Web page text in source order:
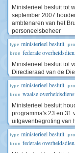
Ministerieel besluit tot
september 2007
ambtenaren van het
personeelsbeheer
type ministerieel besluit
bron federale
Ministerieel besluit tot
Directieraad van de
type ministerieel besluit
bron waalse
Ministerieel besluit
programma's 23 en 31
uitgavenbegroting van
type ministerieel besluit
bron federale